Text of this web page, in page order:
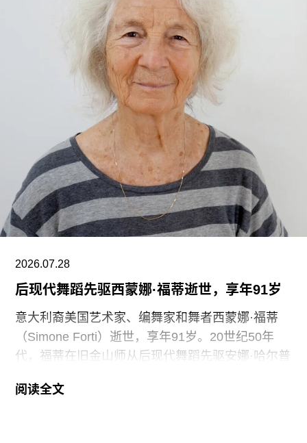
V&A东馆典藏库于2025年5月开放，向公众展示了
数千件尚未在其他场馆展出的藏品。负责馆内“预约
展品”项目的员工必须全程陪同调取馆藏，只有在另
一位同事到岗接替后，才能去洗手间。与他们服务
的公众一样，这些员工也不允许将食物或饮料带入
主展厅或储藏区。
“这种展示我们文化遗产的创新模式，竟是由那些连
上厕所或喝口水都得不到充分保障的员工来实现
的，”Prospect工会秘书长迈克·克兰西（Mike
Clancy）告诉《卫报》。“如果参观者得知，工会一
直反对的那些存在于亚马逊等企业的劳动实践，竟
然也存在于一家国际知名的文化机构时，他们一定
V&A东馆典藏库的员工正在争取两次各15分钟的带
薪休息时间。工会成员还要求V&A在一年内获得“伦
敦生活工资雇主”认证（London
2026.07.28
后现代舞蹈先驱西蒙娜·福蒂逝世，享年91岁
意大利裔美国艺术家、编舞家和舞者西蒙娜·福蒂
（Simone Forti）逝世，享年91岁。20世纪50年
代，福蒂在旧金山师从后现代舞蹈先驱安娜·哈尔普
品系列“舞蹈构造”（Dance Constructions）迅速崭
阅读全文